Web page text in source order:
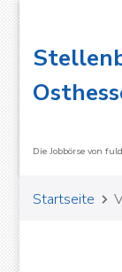
Die Jobbörse von
Startseite